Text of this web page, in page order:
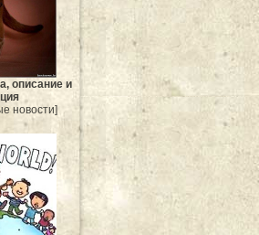
описание и
новости]